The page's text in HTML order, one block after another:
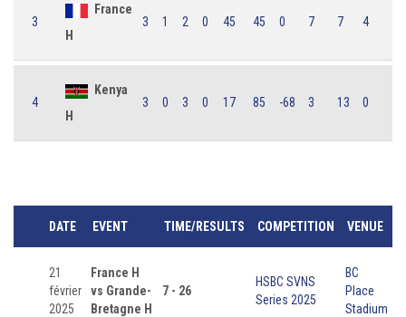
3
France
H
3 1 2 0 45 45 0 7 7 4
4
Kenya
H
3 0 3 0 17 85 -68 3 13 0
DATE EVENT TIME/RESULTS COMPETITION VENUE
21
février
2025
France H
vs Grande-
Bretagne H
7 - 26
HSBC SVNS
Series 2025
BC
Place
Stadium